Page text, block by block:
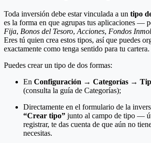
Toda inversión debe estar vinculada a un tipo
es la forma en que agrupas tus aplicaciones —
Fija, Bonos del Tesoro, Acciones, Fondos
Eres tú quien crea estos tipos, así que puedes
exactamente como tenga sentido para tu cartera.
Puedes crear un tipo de dos formas:
En Configuración → Categorías →
(consulta la guía de Categorías);
Directamente en el formulario de la
“Crear tipo” junto al campo de tipo —
registrar, te das cuenta de que aún no
necesitas.